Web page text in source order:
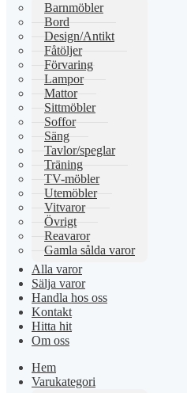
Barnmöbler
Bord
Design/Antikt
Fåtöljer
Förvaring
Lampor
Mattor
Sittmöbler
Soffor
Säng
Tavlor/speglar
Träning
TV-möbler
Utemöbler
Vitvaror
Övrigt
Reavaror
Gamla sålda varor
Alla varor
Sälja varor
Handla hos oss
Kontakt
Hitta hit
Om oss
Hem
Varukategori